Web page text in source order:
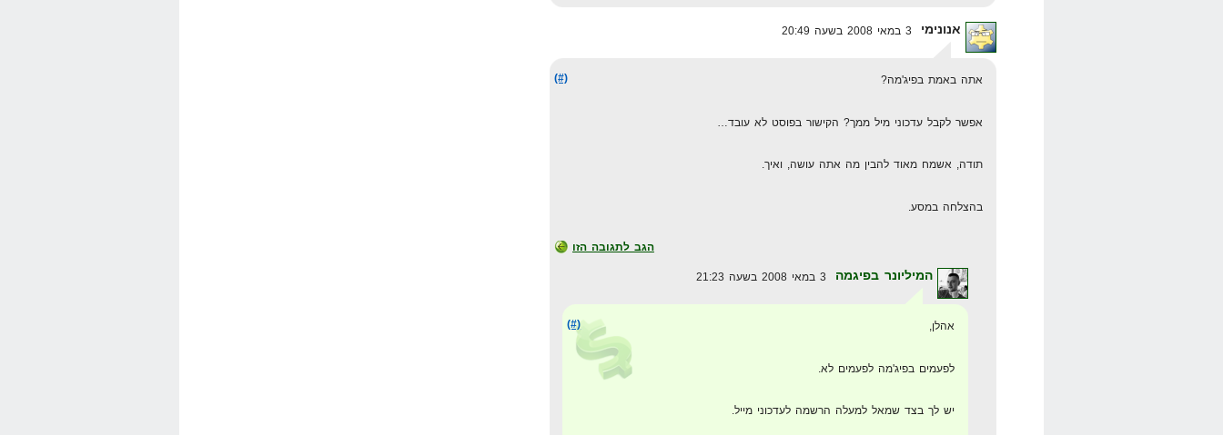
אנונימי
(#) אתה באמת בפיג'מה?
אפשר לקבל עדכוני מיל ממך? הקישור בפוסט לא עובד…
תודה, אשמח מאוד להבין מה אתה עושה, ואיך.
בהצלחה במסע.
הגב לתגובה הזו
המיליונר בפיגמה
(#) אהלן,
לפעמים בפיג'מה לפעמים לא.
יש לך בצד שמאל למעלה הרשמה לעדכוני מייל.